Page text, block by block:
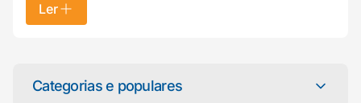
Ler
Categorias e populares
online agora